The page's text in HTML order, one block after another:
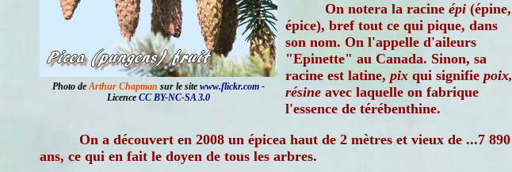
Photo deArthur Chapman sur le site www.flickr.com -
Licence CC BY-NC-SA 3.0
On notera la racine épi (épine,
épice), bref tout ce qui pique, dans
son nom. On l'appelle d'aileurs
"Epinette" au Canada. Sinon, sa
racine est latine, pix qui signifie poix,
résine avec laquelle on fabrique
l'essence de térébenthine.
On a découvert en 2008 un épicea haut de 2 mètres et vieux de ...7 890
ans, ce qui en fait le doyen de tous les arbres.